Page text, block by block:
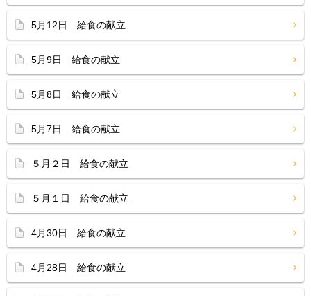
5月12日 給食の献立
5月9日 給食の献立
5月8日 給食の献立
5月7日 給食の献立
５月２日 給食の献立
５月１日 給食の献立
4月30日 給食の献立
4月28日 給食の献立